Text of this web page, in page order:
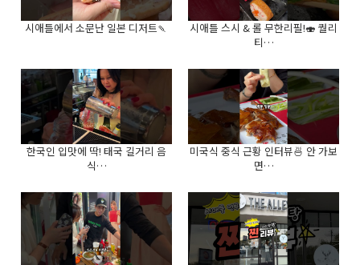
시애틀에서 소문난 일본 디저트🍡
시애틀 스시 & 롤 무한리필!🍣 퀄리
티…
한국인 입맛에 딱! 태국 길거리 음
식…
미국식 중식 근황 인터뷰🍜 안 가보
면…